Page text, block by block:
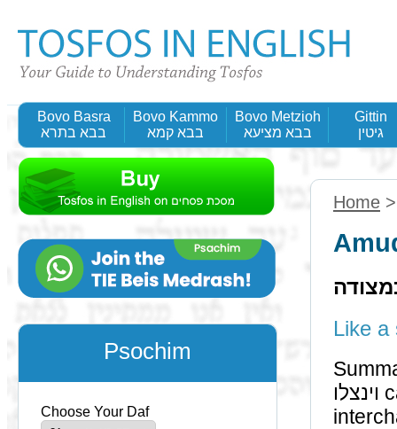
Bovo Basra
בבא בתרא
Bovo Kammo
בבא קמא
Bovo Metzioh
בבא מציעא
Gittin
גיטין
Psochim
Choose Your Daf
Home
וינצלו can refer to a מצודה, since ל' and ד' are